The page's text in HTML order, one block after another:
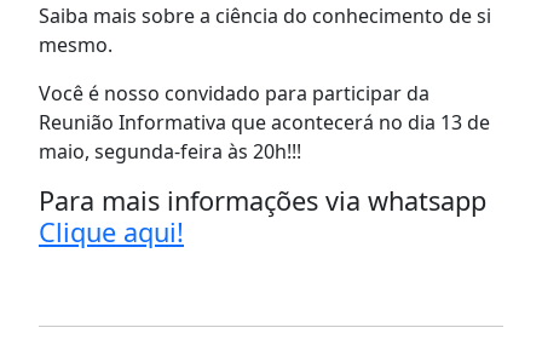
Saiba mais sobre a ciência do conhecimento de si
mesmo.
Você é nosso convidado para participar da
Reunião Informativa que acontecerá no dia 13 de
maio, segunda-feira às 20h!!!
Para mais informações via whatsapp
Clique aqui!